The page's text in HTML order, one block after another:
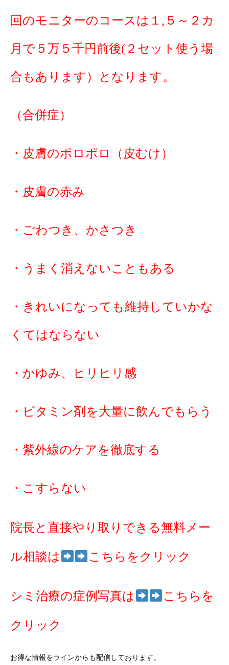
回のモニターのコースは１,５～２カ
月で５万５千円前後(２セット使う場
合もあります）となります。
（合併症）
・皮膚のポロポロ（皮むけ）
・皮膚の赤み
・ごわつき、かさつき
・うまく消えないこともある
・きれいになっても維持していかな
くてはならない
・かゆみ、ヒリヒリ感
・ビタミン剤を大量に飲んでもらう
・紫外線のケアを徹底する
・こすらない
院長と直接やり取りできる無料メー
ル相談は こちらをクリック
シミ治療の症例写真は こ ちらを
クリック
お得な情報をラインからも配信しております。